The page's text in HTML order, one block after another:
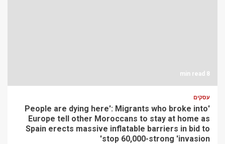
8 min read
עסקים
'People are dying here': Migrants who broke into
Europe tell other Moroccans to stay at home as
Spain erects massive inflatable barriers in bid to
stop 60,000-strong 'invasion'